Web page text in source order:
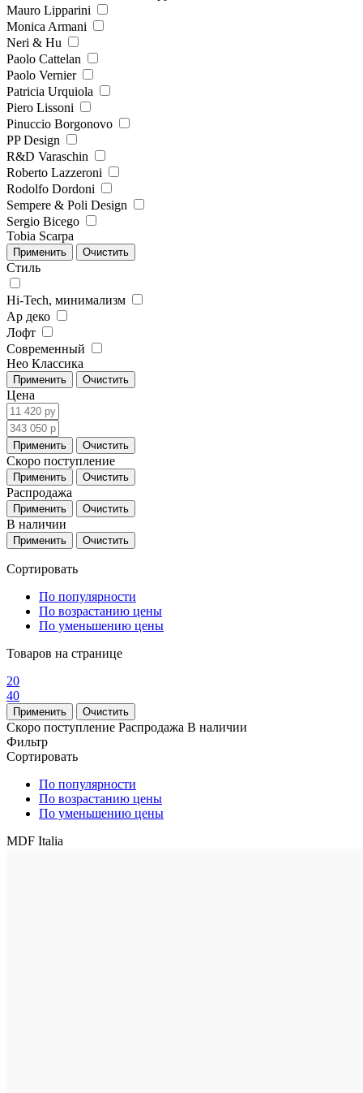
Mauro Lipparini
Monica Armani
Neri & Hu
Paolo Cattelan
Paolo Vernier
Patricia Urquiola
Piero Lissoni
Pinuccio Borgonovo
PP Design
R&D Varaschin
Roberto Lazzeroni
Rodolfo Dordoni
Sempere & Poli Design
Sergio Bicego
Tobia Scarpa
Стиль
Hi-Tech, минимализм
Ар деко
Лофт
Современный
Нео Классика
Цена
Скоро поступление
Распродажа
В наличии
Сортировать
По популярности
По возрастанию цены
По уменьшению цены
Товаров на странице
20
40
Скоро поступление Распродажа В наличии
Фильтр
Сортировать
По популярности
По возрастанию цены
По уменьшению цены
MDF Italia